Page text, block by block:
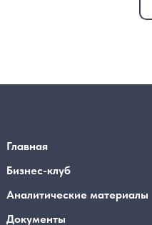
Главная
Бизнес-клуб
Аналитические материалы
Документы